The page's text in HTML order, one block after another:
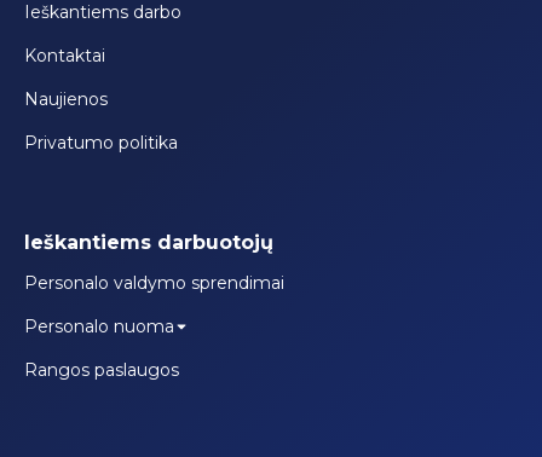
Ieškantiems darbo
Kontaktai
Naujienos
Privatumo politika
Ieškantiems darbuotojų
Personalo valdymo sprendimai
Personalo nuoma
Rangos paslaugos